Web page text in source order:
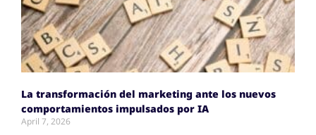
La transformación del marketing ante los nuevos
comportamientos impulsados por IA
April 7, 2026